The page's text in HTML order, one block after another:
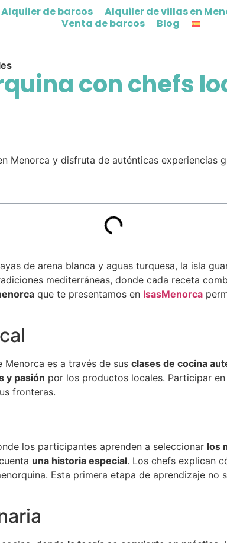
Alquiler de barcos
Alquiler de villas en
Venta de barcos
Blog
con chefs
Menorca y disfruta de auténticas experiencias
de arena blanca y aguas turquesa, la isla
mediterráneas, donde cada receta
que te presentamos en IsasMenorca
es a través de sus clases de cocina
y pasión por los productos locales. Participar
fronteras.
los participantes aprenden a seleccionar los
una historia especial. Los chefs explican
Esta primera etapa de aprendizaje no